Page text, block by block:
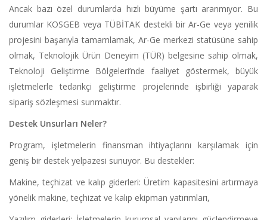
Ancak bazı özel durumlarda hızlı büyüme şartı aranmıyor. Bu
durumlar KOSGEB veya TÜBİTAK destekli bir Ar-Ge veya yenilik
projesini başarıyla tamamlamak, Ar-Ge merkezi statüsüne sahip
olmak, Teknolojik Ürün Deneyim (TÜR) belgesine sahip olmak,
Teknoloji Geliştirme Bölgeleri’nde faaliyet göstermek, büyük
işletmelerle tedarikçi geliştirme projelerinde işbirliği yaparak
sipariş sözleşmesi sunmaktır.
Destek Unsurları Neler?
Program, işletmelerin finansman ihtiyaçlarını karşılamak için
geniş bir destek yelpazesi sunuyor. Bu destekler:
Makine, teçhizat ve kalıp giderleri: Üretim kapasitesini artırmaya
yönelik makine, teçhizat ve kalıp ekipman yatırımları,